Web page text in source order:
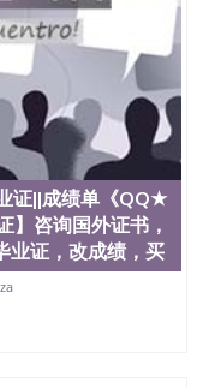
位认证、英国文
历、加拿大文凭
微信：
San Jose State
San Jose State
San Jose State
San Jose State
San Jose State
San Jose State
凭（San Jose
San Jose State
Jose State
State
State
Jose State
证||成绩单《QQ★
咨询国外证书，
业证，改成绩，买